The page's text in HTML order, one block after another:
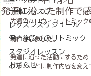
出張レッスン
レッスンスケジュール
保育施設でのリトミック
スタジオレッスン
お知らせ
発達に沿った制作で
先週のハロウィンリトミック
制作をしました。
発達に沿った活動にするため
クラスごとに制作内容を変え